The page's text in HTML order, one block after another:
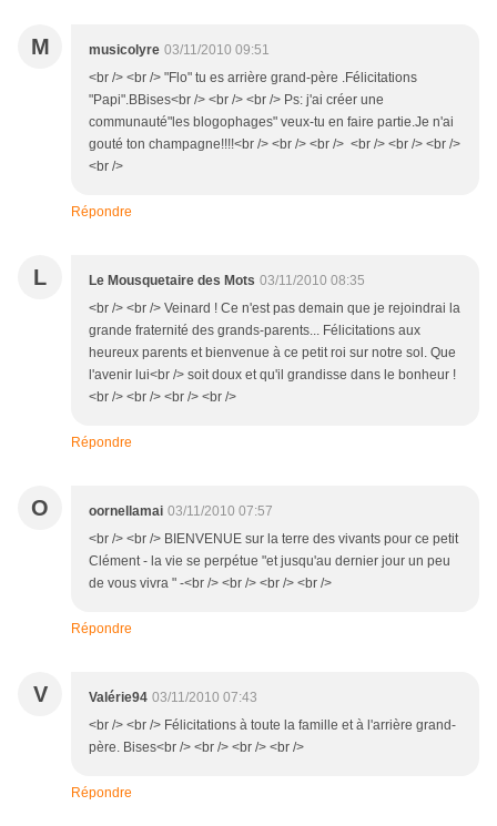
M musicolyre 03/11/2010 09:51
<br /> <br /> "Flo" tu es arrière grand-père .Félicitations
"Papi".BBises<br /> <br /> <br /> Ps: j'ai créer une
communauté"les blogophages" veux-tu en faire partie.Je n'ai
gouté ton champagne!!!!<br /> <br /> <br /> <br /> <br /> <br />
<br />
Répondre
L Le Mousquetaire des Mots 03/11/2010 08:35
<br /> <br /> Veinard ! Ce n'est pas demain que je rejoindrai la
grande fraternité des grands-parents... Félicitations aux
heureux parents et bienvenue à ce petit roi sur notre sol. Que
l'avenir lui<br /> soit doux et qu'il grandisse dans le bonheur !
<br /> <br /> <br /> <br />
Répondre
O oornellamai 03/11/2010 07:57
<br /> <br /> BIENVENUE sur la terre des vivants pour ce petit
Clément - la vie se perpétue "et jusqu'au dernier jour un peu
de vous vivra " -<br /> <br /> <br /> <br />
Répondre
V Valérie94 03/11/2010 07:43
<br /> <br /> Félicitations à toute la famille et à l'arrière grand-
père. Bises<br /> <br /> <br /> <br />
Répondre